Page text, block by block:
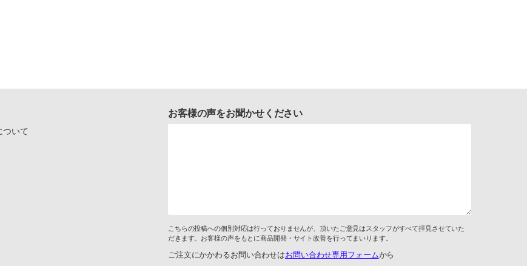
ついて
お客様の声をお聞かせください
こちらの投稿への個別対応は行っておりませんが、頂いたご意見はスタッフがすべて拝見させていた
だきます。お客様の声をもとに商品開発・サイト改善を行ってまいります。
ご注文にかかわるお問い合わせはお問い合わせ専用フォームから